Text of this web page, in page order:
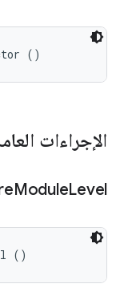
()
الإجراءات
ModuleLevel
()